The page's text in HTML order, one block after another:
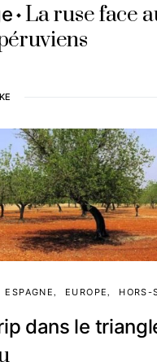
La ruse face
ESPAGNE EUROPE HORS-
dans le